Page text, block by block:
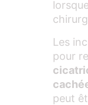
Les
pour
peut